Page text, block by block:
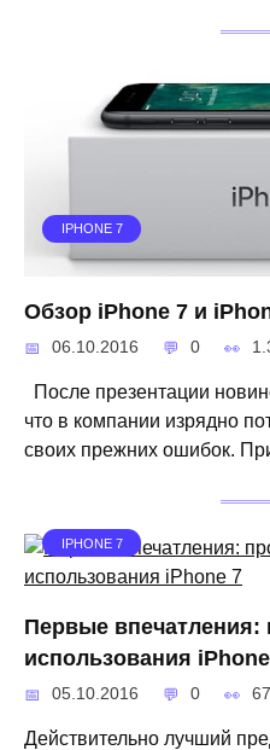
IPHONE 7
Обзор iPhone 7 и
06.10.2016 0
После презентации
что в компании изрядно
своих прежних ошибок.
IPHONE 7
Первые впечатления:
использования
05.10.2016 0
Действительно лучший